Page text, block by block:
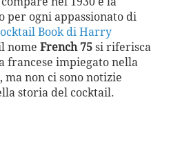
per ogni appassionato di
Book di Harry
nome French 75 si riferisca
francese impiegato nella
non ci sono notizie
storia del cocktail.